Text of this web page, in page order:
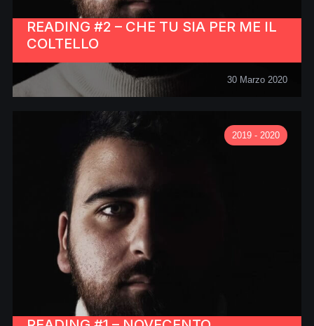
READING #2 – CHE TU SIA PER ME IL
COLTELLO
30 Marzo 2020
2019 - 2020